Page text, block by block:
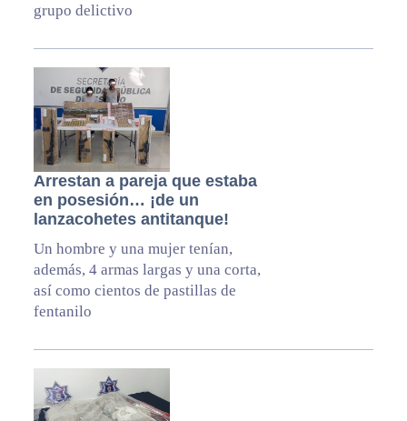
grupo delictivo
Arrestan a pareja que estaba
en posesión… ¡de un
lanzacohetes antitanque!
Un hombre y una mujer tenían,
además, 4 armas largas y una corta,
así como cientos de pastillas de
fentanilo